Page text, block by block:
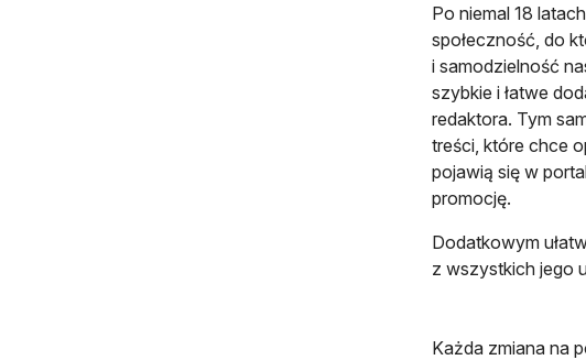
Po niemal 18
społeczność, do
i samodzielność
szybkie i łatwe
redaktora. Tym
treści, które chce
pojawią się w
promocję.
Dodatkowym
z wszystkich jego
Każda zmiana na